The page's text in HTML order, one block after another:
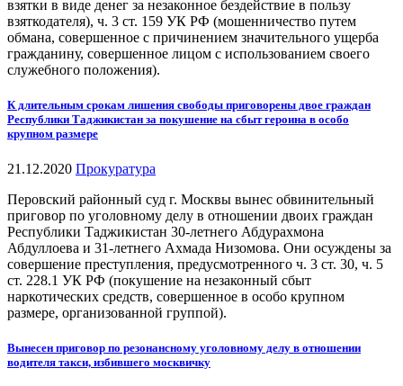
взятки в виде денег за незаконное бездействие в пользу
взяткодателя), ч. 3 ст. 159 УК РФ (мошенничество путем
обмана, совершенное с причинением значительного ущерба
гражданину, совершенное лицом с использованием своего
служебного положения).
К длительным срокам лишения свободы приговорены двое граждан
Республики Таджикистан за покушение на сбыт героина в особо
крупном размере
21.12.2020 Прокуратура
Перовский районный суд г. Москвы вынес обвинительный
приговор по уголовному делу в отношении двоих граждан
Республики Таджикистан 30-летнего Абдурахмона
Абдуллоева и 31-летнего Ахмада Низомова. Они осуждены за
совершение преступления, предусмотренного ч. 3 ст. 30, ч. 5
ст. 228.1 УК РФ (покушение на незаконный сбыт
наркотических средств, совершенное в особо крупном
размере, организованной группой).
Вынесен приговор по резонансному уголовному делу в отношении
водителя такси, избившего москвичку